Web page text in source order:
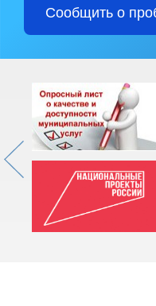
Сообщить о